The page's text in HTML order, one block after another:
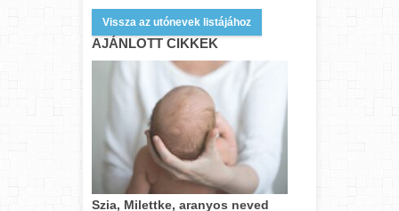
Vissza az utónevek listájához
AJÁNLOTT CIKKEK
Szia, Milettke, aranyos neved